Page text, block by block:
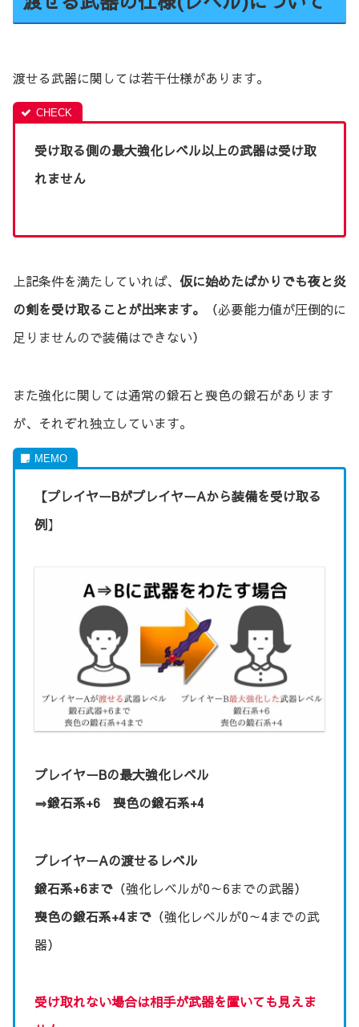
渡せる武器に関しては若干仕様があります。
受け取る側の最大強化レベル以上の武器は受け取
れません
上記条件を満たしていれば、 仮に始めたばかりでも夜と炎
の剣を受け取ることが出来ます。
（必要能力値が圧倒的に
足りませんので装備はできない）
また強化に関しては通常の鍛石と喪色の鍛石があります
が、それぞれ独立しています。
【プレイヤーBがプレイヤーAから装備を受け取る
例】
プレイヤーBの最大強化レベル
⇒鍛石系+6 喪色の鍛石系+4
プレイヤーAの渡せるレベル
鍛石系+6まで （強化レベルが0～6までの武器）
喪色の鍛石系+4まで （強化レベルが0～4までの武
器）
受け取れない場合は相手が武器を置いても見えま